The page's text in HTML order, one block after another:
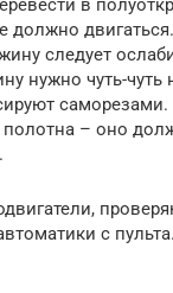
в
должно
следует
нужно чуть-чуть
– оно
с